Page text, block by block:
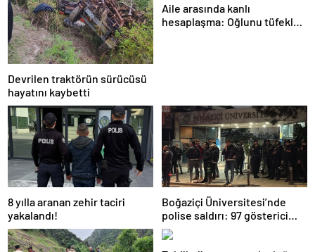
Devrilen traktörün sürücüsü
hayatını kaybetti
Aile arasında kanlı
hesaplaşma: Oğlunu tüfekle
8 yılla aranan zehir taciri
yakalandı!
Boğaziçi Üniversitesi’nde
polise saldırı: 97 gösterici
gözaltında